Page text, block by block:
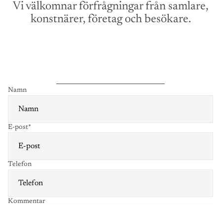
Vi välkomnar förfrågningar från samlare,
konstnärer, företag och besökare.
Namn
E-post*
Telefon
Kommentar